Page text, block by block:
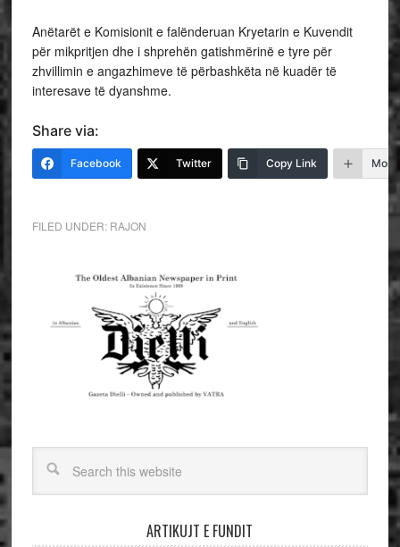
Anëtarët e Komisionit e falënderuan Kryetarin e Kuvendit
për mikpritjen dhe i shprehën gatishmërinë e tyre për
zhvillimin e angazhimeve të përbashkëta në kuadër të
interesave të dyanshme.
Share via:
Facebook Twitter Copy Link More
FILED UNDER: RAJON
ARTIKUJT E FUNDIT